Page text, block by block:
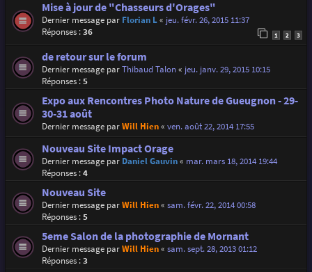
Mise à jour de "Chasseurs d'Orages"
Dernier message par Florian L« jeu. févr. 26, 2015 11:37
Réponses :36 1 2 3
de retour sur le forum
Dernier message parThibaud Talon« jeu. janv. 29, 2015 10:15
Réponses :5
Expo aux Rencontres Photo Nature de Gueugnon - 29-
30-31 août
Dernier message parWill Hien« ven. août 22, 2014 17:55
Nouveau Site Impact Orage
Dernier message par Daniel Gauvin« mar. mars 18, 2014 19:44
Réponses :4
Nouveau Site
Dernier message parWill Hien« sam. févr. 22, 2014 00:58
Réponses :5
5eme Salon de la photographie de Mornant
Dernier message parWill Hien« sam. sept. 28, 2013 01:12
Réponses :3